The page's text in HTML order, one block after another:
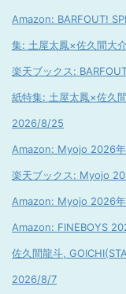
Amazon: BARFOUT!
集: 土屋太鳳×佐久間大
楽天ブックス:
紙特集: 土屋太鳳×佐久
2026/8/25
Amazon: Myojo 2026
楽天ブックス: Myojo
Amazon: Myojo 2026
Amazon: FINEBOYS
佐久間龍斗,
2026/8/7